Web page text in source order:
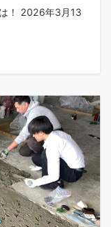
！ 2026年3月13